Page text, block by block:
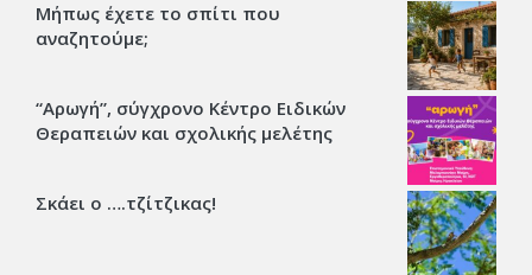
Μήπως έχετε το σπίτι που
αναζητούμε;
“Αρωγή”, σύγχρονο Κέντρο Ειδικών
Θεραπειών και σχολικής μελέτης
Σκάει ο ….τζίτζικας!